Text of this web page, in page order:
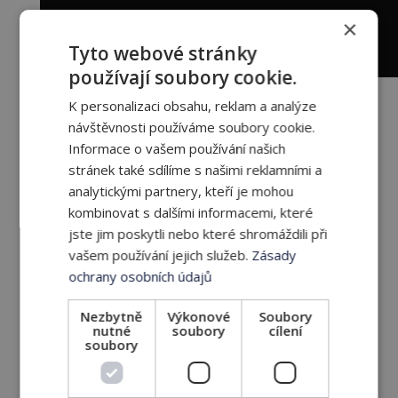
V následujících měsících se bude i nadále
propojovat RAUCH s gamingovou
komunitou a fanoušci se mohou těšit na
další porci zábavných videích. DNE na
svém novém partnerovi oceňuje jeho
otevřenost a jistou volnost, a proto
všichni věří, že v budoucnu dokáží
společně představit další skvělé projekty,
které budou esportovou a gamingovou
×
Tyto webové stránky
používají soubory cookie.
K personalizaci obsahu, reklam a analýze
návštěvnosti používáme soubory cookie.
Informace o vašem používání našich
stránek také sdílíme s našimi reklamními a
analytickými partnery, kteří je mohou
kombinovat s dalšími informacemi, které
jste jim poskytli nebo které shromáždili při
vašem používání jejich služeb. Zásady
ochrany osobních údajů
Nezbytně
nutné
soubory
Výkonové
soubory
Soubory
cílení